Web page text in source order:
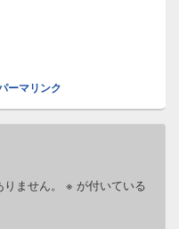
ーマリンク
ません。 ※ が付いている